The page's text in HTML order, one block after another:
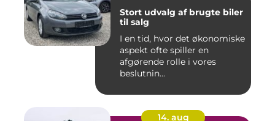
Stort udvalg af brugte biler
til salg
I en tid, hvor det økonomiske
aspekt ofte spiller en
afgørende rolle i vores
beslutnin...
14. aug